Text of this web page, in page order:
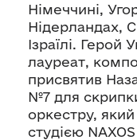
Німеччині,
Нідерландах,
Ізраїлі. Герой
лауреат,
присвятив
№7 для
оркестру,
студією